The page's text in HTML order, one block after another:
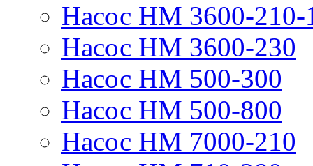
Насос НМ 3600-210-
Насос НМ 3600-230
Насос НМ 500-300
Насос НМ 500-800
Насос НМ 7000-210